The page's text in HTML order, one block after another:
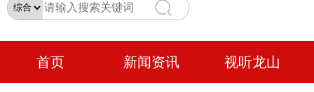
首页 新闻资讯 视听龙山